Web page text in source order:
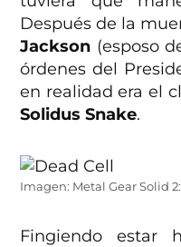
Después de la
Jackson (esposo
órdenes del
en realidad era el
Solidus Snake.
Imagen: Metal Gear Solid
Fingiendo estar